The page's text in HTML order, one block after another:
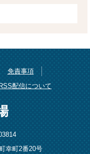
免責事項
RSS配信について
幸町2番20号